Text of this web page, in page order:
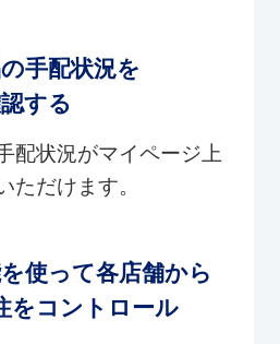
手配状況を
する
配状況がマイページ上
ただけます。
使って各店舗から
をコントロール